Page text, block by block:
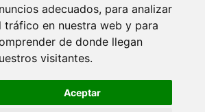
adecuados, para analizar
tráfico en nuestra web y para
de donde llegan
visitantes.
Aceptar